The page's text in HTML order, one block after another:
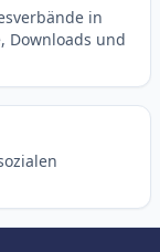
in
Downloads und